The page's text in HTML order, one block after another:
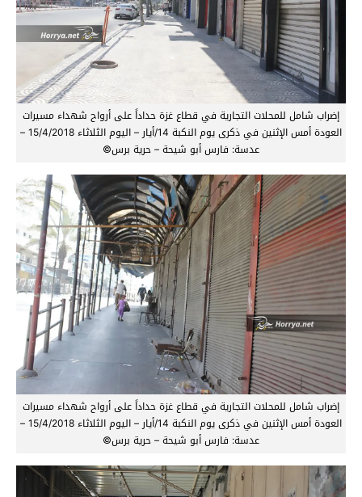
إضراب شامل للمحلات التجارية في قطاع غزة حداداً على أرواح شهداء مسيرات
العودة أمس الإثنين في ذكرى يوم النكبة 14/أيار – اليوم الثلاثاء 15/4/2018 –
عدسة: فارس أبو شيحة – حرية برس©
إضراب شامل للمحلات التجارية في قطاع غزة حداداً على أرواح شهداء مسيرات
العودة أمس الإثنين في ذكرى يوم النكبة 14/أيار – اليوم الثلاثاء 15/4/2018 –
عدسة: فارس أبو شيحة – حرية برس©